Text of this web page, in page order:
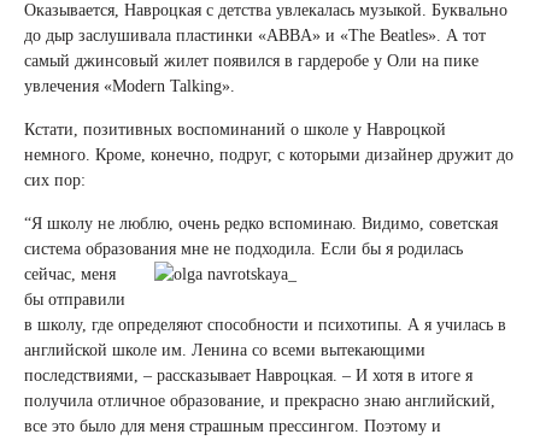
Оказывается, Навроцкая с детства увлекалась музыкой. Буквально
до дыр заслушивала пластинки «ABBA» и «The Beatles». А тот
самый джинсовый жилет появился в гардеробе у Оли на пике
увлечения «Modern Talking».
Кстати, позитивных воспоминаний о школе у Навроцкой
немного. Кроме, конечно, подруг, с которыми дизайнер дружит до
сих пор:
“Я школу не люблю, очень редко вспоминаю. Видимо, советская
система образования мне не подходила. Если бы я родилась
сейчас, меня
бы отправили
в школу, где определяют способности и психотипы. А я училась в
английской школе им. Ленина со всеми вытекающими
последствиями, – рассказывает Навроцкая. – И хотя в итоге я
получила отличное образование, и прекрасно знаю английский,
все это было для меня страшным прессингом. Поэтому и